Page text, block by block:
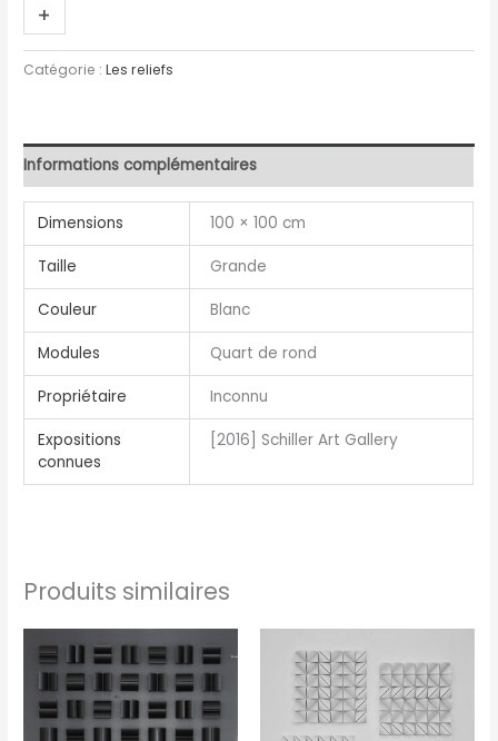
-
+
Catégorie :Les reliefs
Informations complémentaires
Dimensions 100 × 100 cm
Taille Grande
Couleur Blanc
Modules Quart de rond
Propriétaire Inconnu
Expositions
connues
[2016] Schiller Art Gallery
Produits similaires